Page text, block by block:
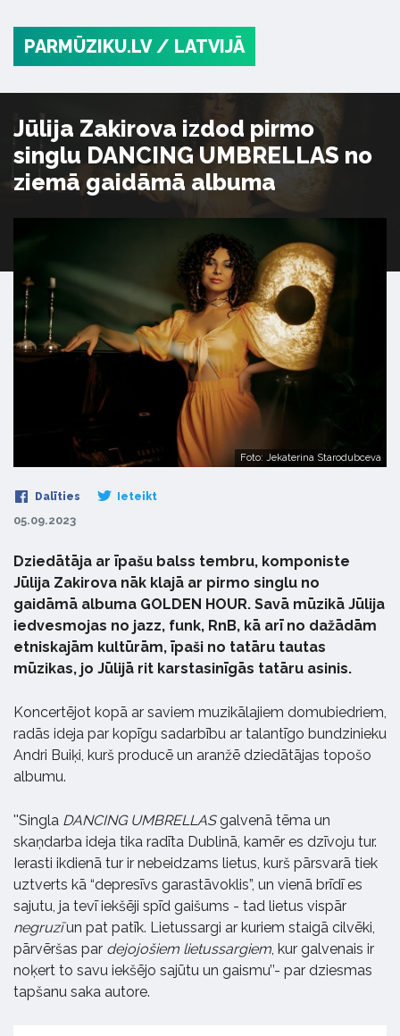
PARMŪZIKU.LV / LATVIJĀ
Jūlija Zakirova izdod pirmo
singlu DANCING UMBRELLAS no
ziemā gaidāmā albuma
Foto: Jekaterina Starodubceva
Dalīties Ieteikt
05.09.2023
Dziedātāja ar īpašu balss tembru, komponiste
Jūlija Zakirova nāk klajā ar pirmo singlu no
gaidāmā albuma GOLDEN HOUR. Savā mūzikā Jūlija
iedvesmojas no jazz, funk, RnB, kā arī no dažādām
etniskajām kultūrām, īpaši no tatāru tautas
mūzikas, jo Jūlijā rit karstasinīgās tatāru asinis.
Koncertējot kopā ar saviem muzikālajiem domubiedriem,
radās ideja par kopīgu sadarbību ar talantīgo bundzinieku
Andri Buiķi, kurš producē un aranžē dziedātājas topošo
albumu.
''Singla DANCING UMBRELLASgalvenā tēma un
skaņdarba ideja tika radīta Dublinā, kamēr es dzīvoju tur.
Ierasti ikdienā tur ir nebeidzams lietus, kurš pārsvarā tiek
uztverts kā “depresīvs garastāvoklis”, un vienā brīdī es
sajutu, ja tevī iekšēji spīd gaišums - tad lietus vispār
negruzīun pat patīk. Lietussargi ar kuriem staigā cilvēki,
pārvēršas par dejojošiem lietussargiem , kur galvenais ir
noķert to savu iekšējo sajūtu un gaismu’’- par dziesmas
tapšanu saka autore.